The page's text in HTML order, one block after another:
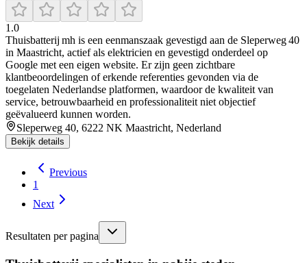
1.0
Thuisbatterij mh is een eenmanszaak gevestigd aan de Sleperweg 40
in Maastricht, actief als elektricien en gevestigd onderdeel op
Google met een eigen website. Er zijn geen zichtbare
klantbeoordelingen of erkende referenties gevonden via de
toegelaten Nederlandse platformen, waardoor de kwaliteit van
service, betrouwbaarheid en professionaliteit niet objectief
geëvalueerd kunnen worden.
Sleperweg 40, 6222 NK Maastricht, Nederland
Bekijk details
Previous
1
Next
Resultaten per pagina